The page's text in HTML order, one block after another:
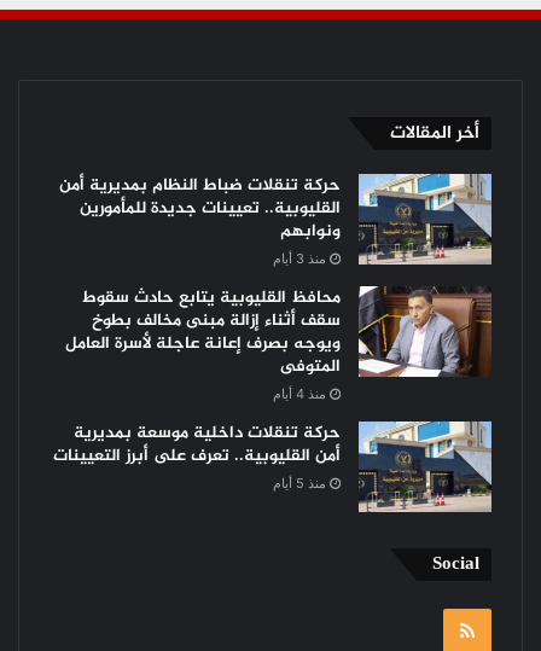
أخر المقالات
حركة تنقلات ضباط النظام بمديرية أمن
القليوبية.. تعيينات جديدة للمأمورين
ونوابهم
منذ 3 أيام
محافظ القليوبية يتابع حادث سقوط
سقف أثناء إزالة مبنى مخالف بطوخ
ويوجه بصرف إعانة عاجلة لأسرة العامل
المتوفى
منذ 4 أيام
حركة تنقلات داخلية موسعة بمديرية
أمن القليوبية.. تعرف على أبرز التعيينات
منذ 5 أيام
Social
RSS